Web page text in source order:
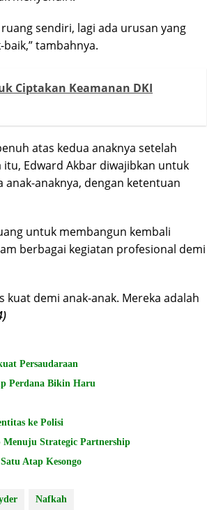
sendiri, lagi ada urusan yang
tambahnya.
Ciptakan Keamanan DKI
atas kedua anaknya setelah
Edward Akbar diwajibkan untuk
anaknya, dengan ketentuan
untuk membangun kembali
berbagai kegiatan profesional demi
demi anak-anak. Mereka adalah
Persaudaraan
Perdana Bikin Haru
ke Polisi
Strategic Partnership
Atap Kesongo
Nafkah